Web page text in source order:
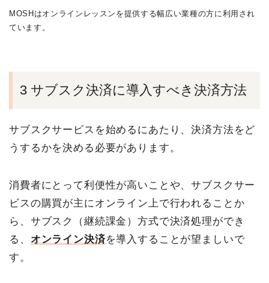
MOSHはオンラインレッスンを提供する幅広い業種の方に利用され
ています。
3 サブスク決済に導入すべき決済方法
サブスクサービスを始めるにあたり、決済方法をど
うするかを決める必要があります。
消費者にとって利便性が高いことや、サブスクサー
ビスの購買が主にオンライン上で行われることか
ら、サブスク（継続課金）方式で決済処理ができ
る、 オンライン決済を導入することが望ましいで
す。